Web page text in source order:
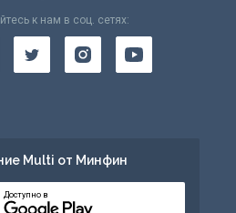
к нам в соц. сетях:
Multi от Минфин
Доступно в